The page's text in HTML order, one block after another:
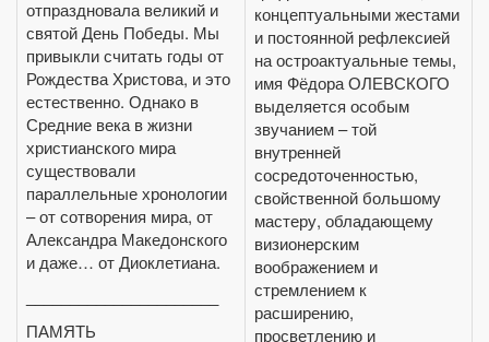
отпраздновала великий и
святой День Победы. Мы
привыкли считать годы от
Рождества Христова, и это
естественно. Однако в
Средние века в жизни
христианского мира
существовали
параллельные хронологии
– от сотворения мира, от
Александра Македонского
и даже… от Диоклетиана.
ПАМЯТЬ
концептуальными жестами
и постоянной рефлексией
на остроактуальные темы,
имя Фёдора ОЛЕВСКОГО
выделяется особым
звучанием – той
внутренней
сосредоточенностью,
свойственной большому
мастеру, обладающему
визионерским
воображением и
стремлением к
расширению,
просветлению и